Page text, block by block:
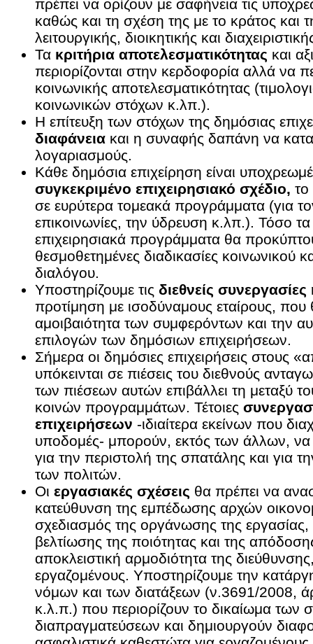
πρέπει να ορίζουν με σαφήνεια τις
καθώς και τη σχέση της με το κράτος και
λειτουργικής, διοικητικής και
Τα κριτήρια αποτελεσματικότητας και
περιορίζονται στην κερδοφορία αλλά να
κοινωνικής αποτελεσματικότητας
κοινωνικών στόχων κ.λπ.).
Η επίτευξη των στόχων της δημόσιας
διαφάνεια και η συναφής δαπάνη να
λογαριασμούς.
Κάθε δημόσια επιχείρηση είναι
συγκεκριμένο επιχειρησιακό σχέδιο, το
σε ευρύτερα τομεακά προγράμματα (για
επικοινωνίες, την ύδρευση κ.λπ.). Τόσο
επιχειρησιακά προγράμματα θα
θεσμοθετημένες διαδικασίες κοινωνικού
διαλόγου.
Υποστηρίζουμε τις διεθνείς συνεργασίες
προτίμηση με ισοδύναμους εταίρους, που
αμοιβαιότητα των συμφερόντων και την
επιλογών των δημόσιων επιχειρήσεων.
Σήμερα οι δημόσιες επιχειρήσεις στους
υπόκεινται σε πιέσεις του διεθνούς
των πιέσεων αυτών επιβάλλει τη μεταξύ
κοινών προγραμμάτων. Τέτοιες
επιχειρήσεων -ιδιαίτερα εκείνων που
υποδομές- μπορούν, εκτός των άλλων,
για την περιστολή της σπατάλης και για
των πολιτών.
Οι εργασιακές σχέσεις θα πρέπει να
κατεύθυνση της εμπέδωσης αρχών
σχεδιασμός της οργάνωσης της εργασίας,
βελτίωσης της ποιότητας και της
αποκλειστική αρμοδιότητα της
εργαζομένους. Υποστηρίζουμε την
νόμων και των διατάξεων (ν.3691/2008,
κ.λ.π.) που περιορίζουν το δικαίωμα των
διαπραγματεύσεων και δημιουργούν